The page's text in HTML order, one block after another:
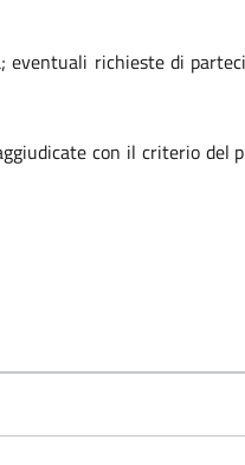
richieste di
con il criterio del